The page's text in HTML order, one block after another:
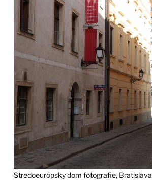
Stredoeurópsky dom fotografie, Bratislava